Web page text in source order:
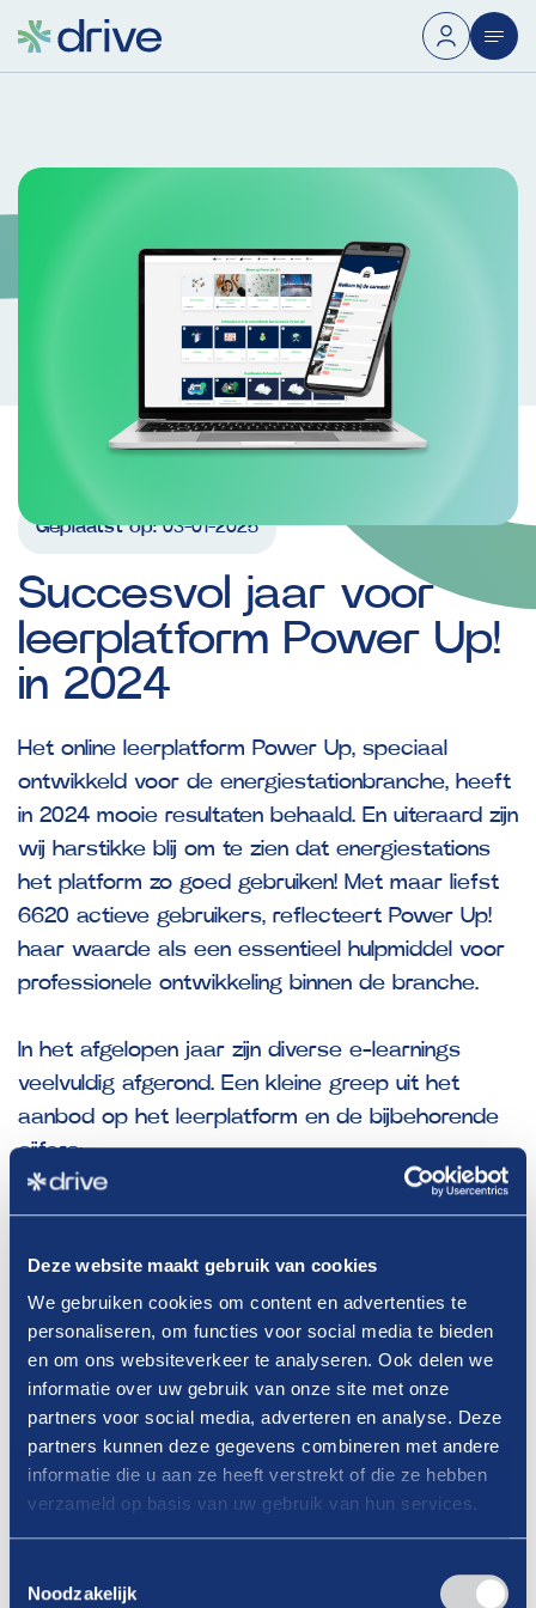
Deze website maakt gebruik van cookies
We gebruiken cookies om content en advertenties te
personaliseren, om functies voor social media te bieden
en om ons websiteverkeer te analyseren. Ook delen we
informatie over uw gebruik van onze site met onze
partners voor social media, adverteren en analyse. Deze
partners kunnen deze gegevens combineren met andere
informatie die u aan ze heeft verstrekt of die ze hebben
verzameld op basis van uw gebruik van hun services.
Noodzakelijk
Geplaatst op:03-01-2025
Succesvol jaar voor
leerplatform Power Up!
in 2024
Het online leerplatform Power Up, speciaal
ontwikkeld voor de energiestationbranche, heeft
in 2024 mooie resultaten behaald. En uiteraard zijn
wij harstikke blij om te zien dat energiestations
het platform zo goed gebruiken! Met maar liefst
6620 actieve gebruikers, reflecteert Power Up!
haar waarde als een essentieel hulpmiddel voor
professionele ontwikkeling binnen de branche.
In het afgelopen jaar zijn diverse e-learnings
veelvuldig afgerond. Een kleine greep uit het
aanbod op het leerplatform en de bijbehorende
cijfers:
Tabaksverkoop, de wet en regelgeving:
door
Voedselveiligheid: gevolgd door1834
deelnemers.
Overvalpreventie: afgerond door1289
deelnemers.
BHV (Bedrijfshulpverlening): afgerond door
deelnemers.